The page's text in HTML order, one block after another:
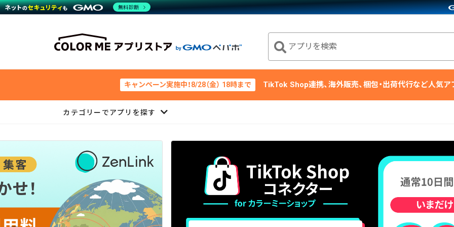
アプリを検索
キャンペーン実施中！8/28（金） 18時まで TikTok Shop連携、海外販売、梱包・出荷代行など人気
カテゴリーでアプリを探す
無料診断